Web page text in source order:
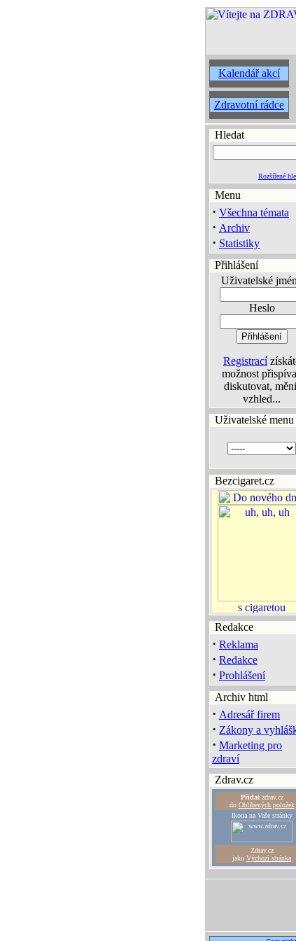
Kalendář akcí
Zdravotní rádce
Hledat
Rozšířené
Menu
· Všechna témata
· Archiv
· Statistiky
Přihlášení
Uživatelské
Heslo
Registrací
možnost
diskutovat,
vzhled...
Uživatelské menu
Bezcigaret.cz
Redakce
· Reklama
· Redakce
· Prohlášení
Archiv html
· Adresář firem
· Zákony a
· Marketing pro
zdraví
Zdrav.cz
Přidatzdrav.cz
do Oblíbených položek
Ikona na Vaše stránky
Zdrav.cz
jako Výchozí stránka